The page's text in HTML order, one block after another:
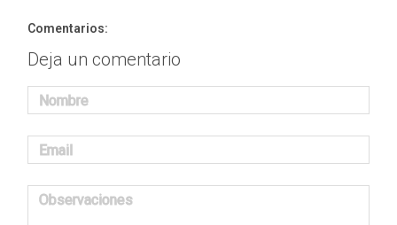
Comentarios:
Deja un comentario
Nombre
Email
Observaciones